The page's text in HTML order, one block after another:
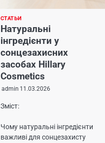
СТАТЬИ
Натуральні
інгредієнти у
сонцезахисних
засобах Hillary
Cosmetics
admin 11.03.2026
Зміст:
Чому натуральні інгредієнти
важливі для сонцезахисту